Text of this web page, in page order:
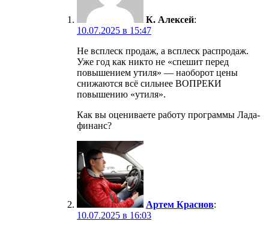
К. Алексей:
10.07.2025 в 15:47
Не всплеск продаж, а всплеск распродаж.
Уже год как никто не «спешит перед
повышением утиля» — наоборот цены
снижаются всё сильнее ВОПРЕКИ
повышению «утиля».
Как вы оцениваете работу программы Лада-
финанс?
Артем Краснов:
10.07.2025 в 16:03